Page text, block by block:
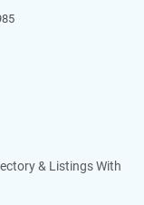
& Listings With